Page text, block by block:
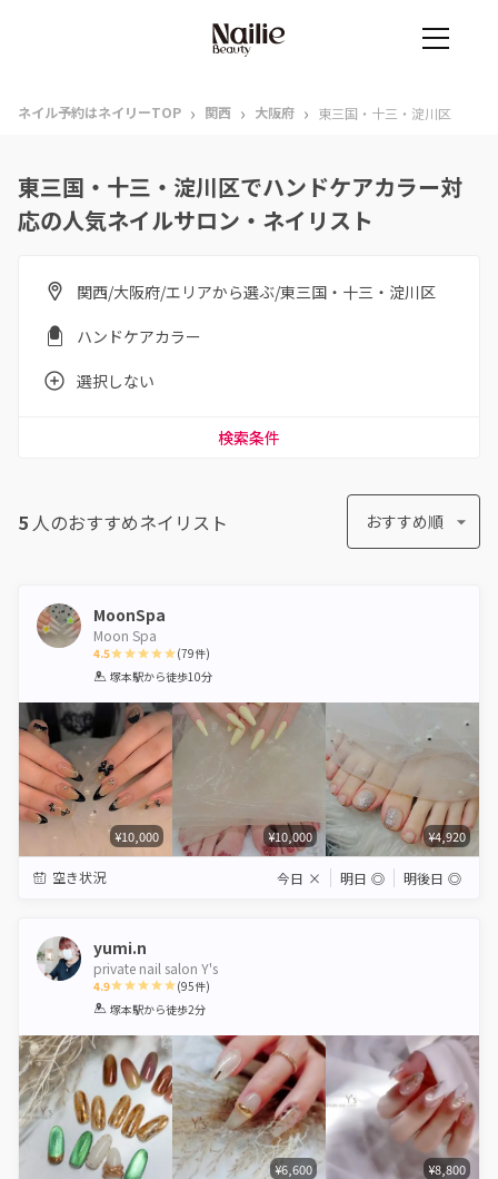
ネイル予約はネイリーTOP › 関西 › 大阪府 › 東三国・十三・淀川区
東三国・十三・淀川区でハンドケアカラー対
応の人気ネイルサロン・ネイリスト
関西/大阪府/エリアから選ぶ/東三国・十三・淀川区
ハンドケアカラー
選択しない
検索条件
5 人のおすすめネイリスト おすすめ順
MoonSpa
Moon Spa
4.5
1 2 3 4 5
(79件)
塚本駅から徒歩10分
¥10,000 ¥10,000 ¥4,920
空き状況 今日 × 明日 ◎ 明後日 ◎
yumi.n
private nail salon Y's
4.9
1 2 3 4 5
(95件)
塚本駅から徒歩2分
¥6,600 ¥8,800